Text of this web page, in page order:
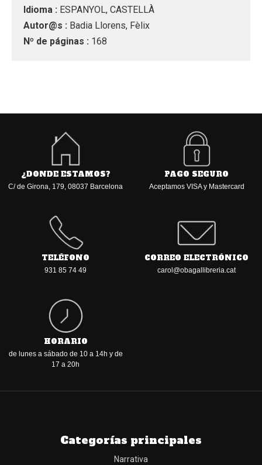
Idioma : ESPANYOL, CASTELLÀ
Autor@s : Badia Llorens, Fèlix
Nº de páginas : 168
¿DONDE ESTAMOS?
C/ de Girona, 179, 08037 Barcelona
PAGO SEGURO
Aceptamos VISA y Mastercard
TELÉFONO
931 85 74 49
CORREO ELECTRÓNICO
carol@obagallibreria.cat
HORARIO
de lunes a sábado de 10 a 14h y de
17 a 20h
Categorías principales
Narrativa